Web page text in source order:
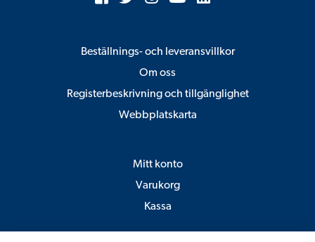
Beställnings- och leveransvillkor
Om oss
Registerbeskrivning och tillgänglighet
Webbplatskarta
Mitt konto
Varukorg
Kassa